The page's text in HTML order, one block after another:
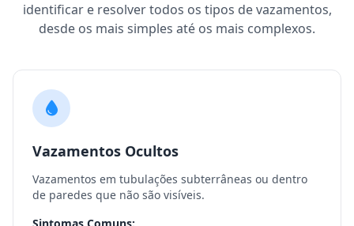
identificar e resolver todos os tipos de vazamentos,
desde os mais simples até os mais complexos.
Vazamentos Ocultos
Vazamentos em tubulações subterrâneas ou dentro
de paredes que não são visíveis.